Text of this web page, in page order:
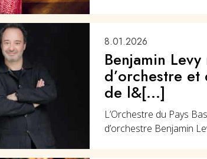
8.01.2026
Benjamin
d’orchestre
de l&[...]
L’Orchestre du Pays
d’orchestre Benjamin